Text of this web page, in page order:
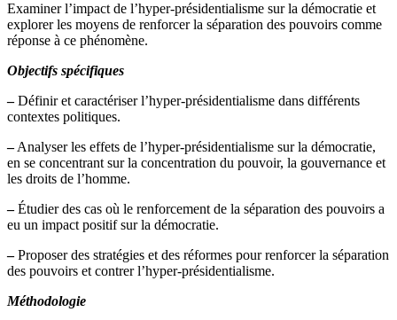
Examiner l’impact de l’hyper-présidentialisme sur la démocratie et
explorer les moyens de renforcer la séparation des pouvoirs comme
réponse à ce phénomène.
Objectifs spécifiques
–Définir et caractériser l’hyper-présidentialisme dans différents
contextes politiques.
–Analyser les effets de l’hyper-présidentialisme sur la démocratie,
en se concentrant sur la concentration du pouvoir, la gouvernance et
les droits de l’homme.
–Étudier des cas où le renforcement de la séparation des pouvoirs a
eu un impact positif sur la démocratie.
–Proposer des stratégies et des réformes pour renforcer la séparation
des pouvoirs et contrer l’hyper-présidentialisme.
Méthodologie